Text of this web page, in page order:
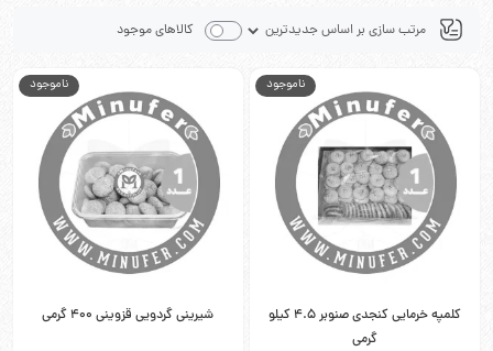
کالاهای موجود
ناموجود
کلمپه خرمایی کنجدی صنوبر 4.5 کیلو
گرمی
ناموجود
شیرینی گردویی قزوینی 400 گرمی